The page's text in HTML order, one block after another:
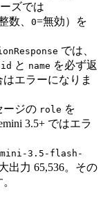
ズでは
数、 0=無効）を
では、
id と name を必ず返
エラーになりま
ージの role を
3.5+ ではエラ
3.5-flash-
出力 65,536。その